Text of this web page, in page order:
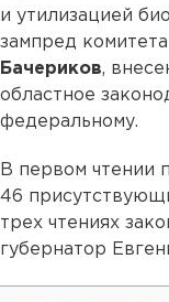
и утилизацией
зампред
Бачериков,
областное
федеральному.
В первом чтении
46
трех чтениях
губернатор